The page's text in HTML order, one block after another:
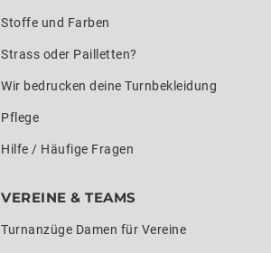
Stoffe und Farben
Strass oder Pailletten?
Wir bedrucken deine Turnbekleidung
Pflege
Hilfe / Häufige Fragen
VEREINE & TEAMS
Turnanzüge Damen für Vereine